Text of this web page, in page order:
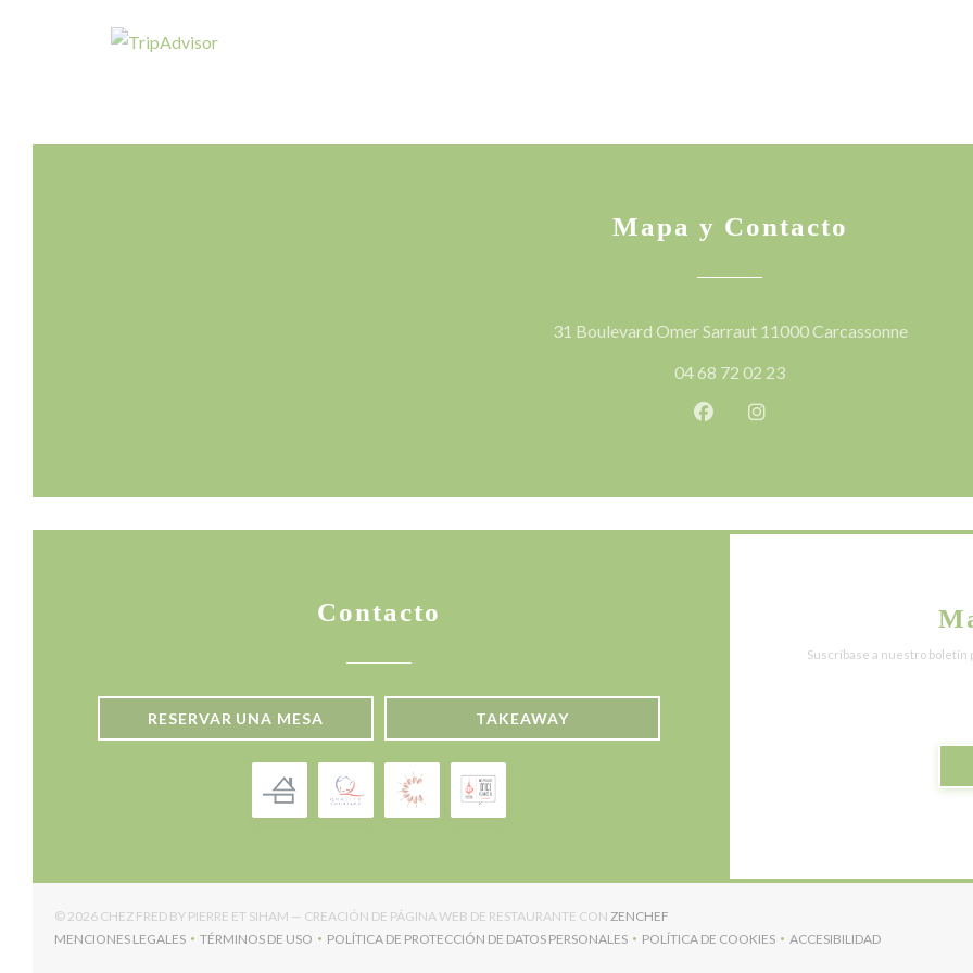
Mapa y Contacto
31 Boulevard Omer Sarraut 11000 Carcassonne((abre en
04 68 72 02 23
Facebook ((abre en una nueva
Instagram ((abre en una
Contacto
RESERVAR UNA MESA TAKEAWAY
Suscríbase a nuestro
© 2026 CHEZ FRED BY PIERRE ET SIHAM — CREACIÓN DE PÁGINA WEB DE RESTAURANTE CON ZENCHEF
MENCIONES LEGALES
((ABRE EN UNA NUEVA VENTANA))
TÉRMINOS DE USO
((ABRE EN UNA NUEVA VENTANA))
POLÍTICA DE PROTECCIÓN DE DATOS PERSONALES
((ABRE EN UNA NUEVA VENTANA))
POLÍTICA DE COOKIES
((ABRE EN UNA NUEVA VENTANA))
ACCESIBILIDAD
((ABRE EN UNA NUEVA